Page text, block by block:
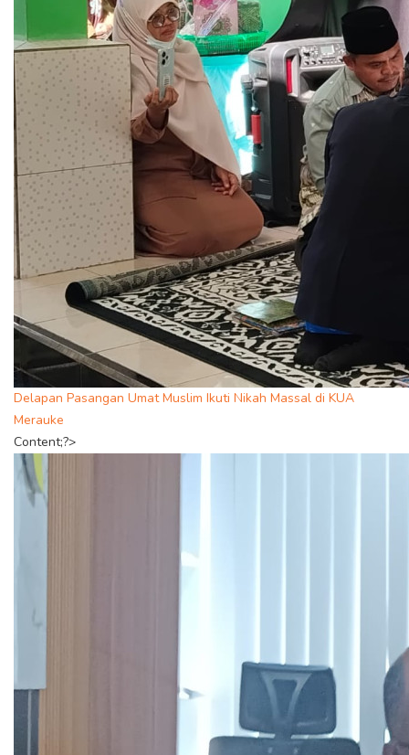
Delapan Pasangan Umat Muslim Ikuti Nikah Massal di KUA
Merauke
Content;?>